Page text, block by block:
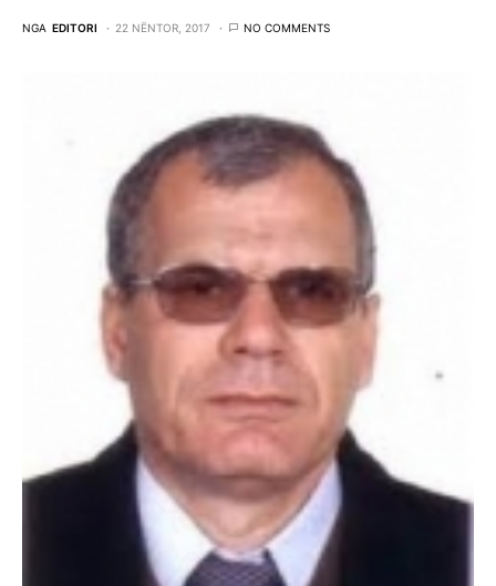
NGA EDITORI 22 NËNTOR, 2017 NO COMMENTS